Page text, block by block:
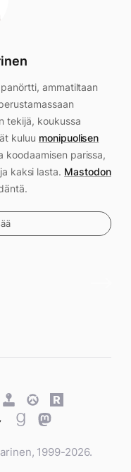
ammatiltaan
tekijä, koukussa
kuluu monipuolisen
koodaamisen parissa,
kaksi lasta. Mastodon
Retro
Achievements
Overwatch
Rawg.io
Goodreads
Mastodon
1999-2026.